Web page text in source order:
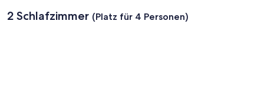
2 Schlafzimmer (Platz für 4 Personen)